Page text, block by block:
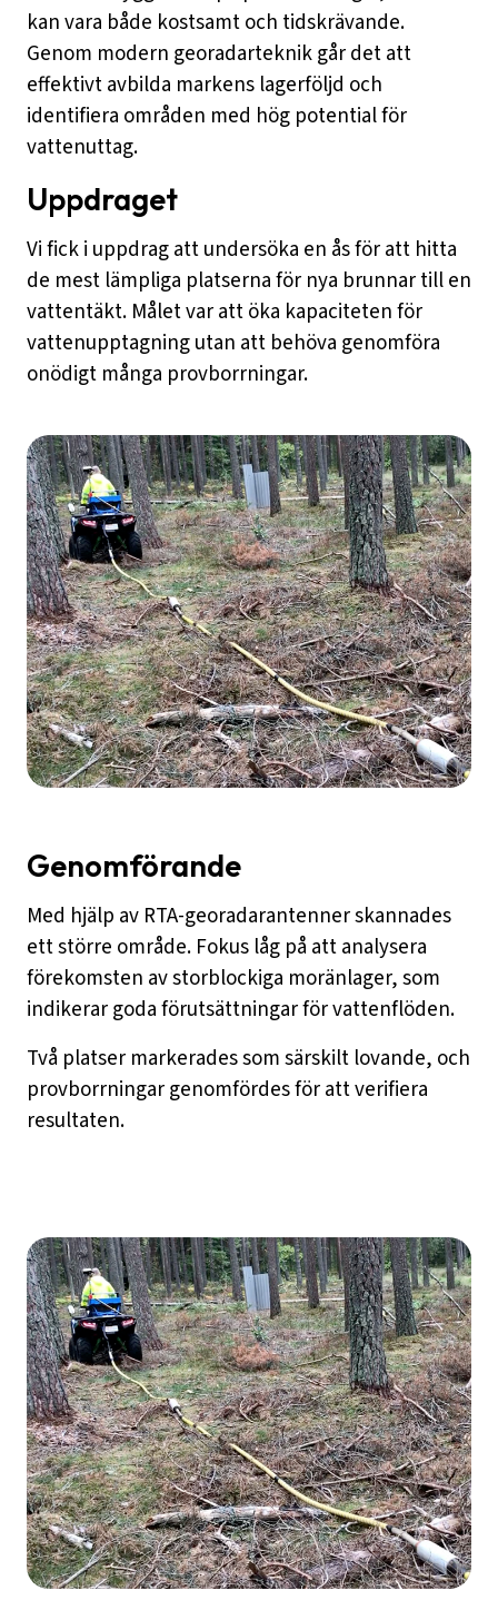
kan vara både kostsamt och tidskrävande.
Genom modern georadarteknik går det att
effektivt avbilda markens lagerföljd och
identifiera områden med hög potential för
vattenuttag.
Uppdraget
Vi fick i uppdrag att undersöka en ås för att hitta
de mest lämpliga platserna för nya brunnar till en
vattentäkt. Målet var att öka kapaciteten för
vattenupptagning utan att behöva genomföra
onödigt många provborrningar.
Genomförande
Med hjälp av RTA-georadarantenner skannades
ett större område. Fokus låg på att analysera
förekomsten av storblockiga moränlager, som
indikerar goda förutsättningar för vattenflöden.
Två platser markerades som särskilt lovande, och
provborrningar genomfördes för att verifiera
resultaten.